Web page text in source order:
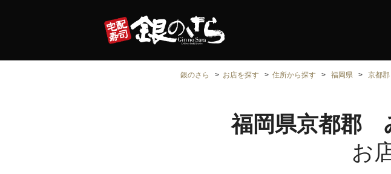
銀のさら お店を探す 住所から探す 福岡県 京都
福岡県京都郡
お